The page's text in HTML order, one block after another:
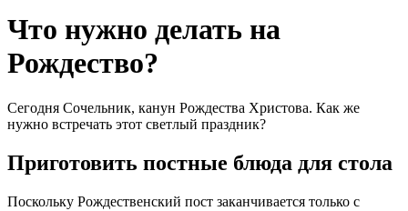
Что нужно делать на
Рождество?
Сегодня Сочельник, канун Рождества Христова. Как же
нужно встречать этот светлый праздник?
Приготовить постные блюда для стола
Поскольку Рождественский пост заканчивается только с